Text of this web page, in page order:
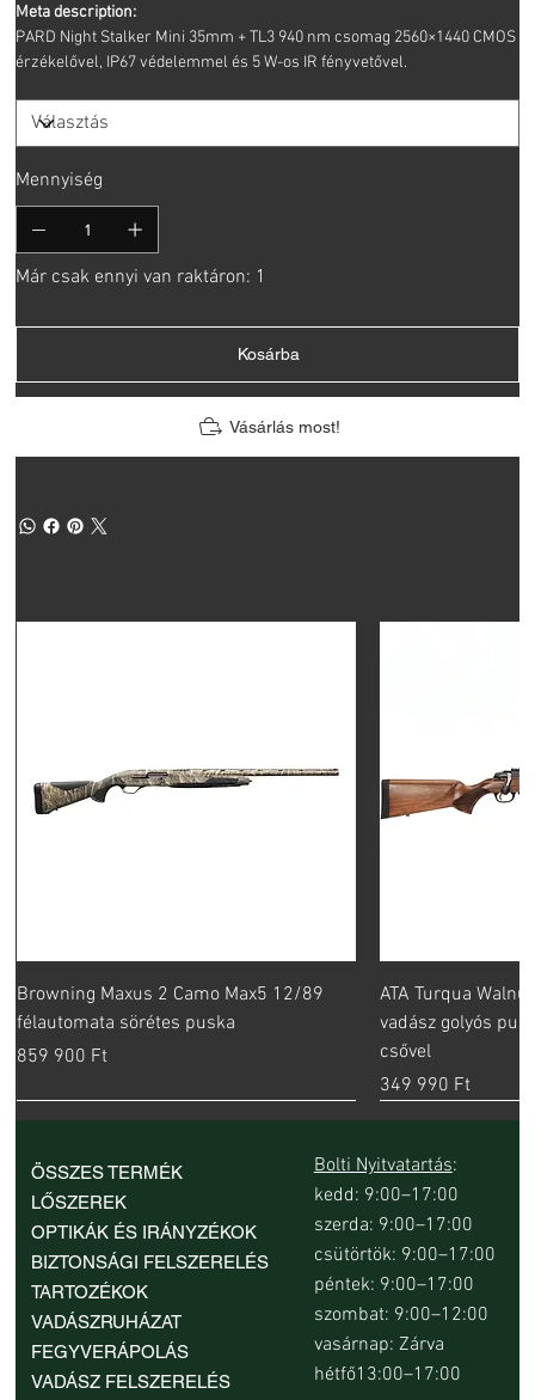
Meta description:
PARD Night Stalker Mini 35mm + TL3 940 nm csomag 2560×1440 CMOS
érzékelővel, IP67 védelemmel és 5 W-os IR fényvetővel.
Mennyiség
Már csak ennyi van raktáron: 1
Kosárba
Vásárlás most!
Browning Maxus 2 Camo Max5 12/89
félautomata sörétes puska
Ár
859 900 Ft
ATA Turqua
vadász golyós
csővel
Ár
349 990 Ft
ÖSSZES TERMÉK
LŐSZEREK
OPTIKÁK ÉS IRÁNYZÉKOK
BIZTONSÁGI FELSZERELÉS
TARTOZÉKOK
VADÁSZRUHÁZAT
FEGYVERÁPOLÁS
VADÁSZ FELSZERELÉS
Bolti Nyitvatartás:
kedd: 9:00–17:00
szerda: 9:00–17:00
csütörtök: 9:00–17:00
péntek: 9:00–17:00
szombat: 9:00–12:00
vasárnap: Zárva
hétfő13:00–17:00